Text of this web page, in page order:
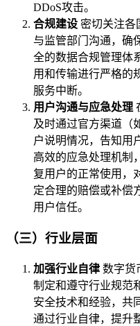
DDoS攻击。
合规建设 密切关注各
与监管部门沟通，确
全的数据合规管理体
用和传输进行严格的
服务中断。
用户沟通与应急处理
及时通过官方渠道（
户说明情况，告知用
高效的应急处理机制
复用户的正常使用，
定合理的赔偿或补偿
用户信任。
（三）行业层面
加强行业自律 数字货
制定和遵守行业规范
安全技术和经验，共
通过行业自律，提升